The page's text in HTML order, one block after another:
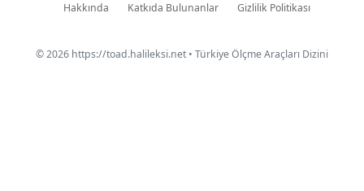
Hakkında Katkıda Bulunanlar Gizlilik Politikası
© 2026 https://toad.halileksi.net • Türkiye Ölçme Araçları Dizini